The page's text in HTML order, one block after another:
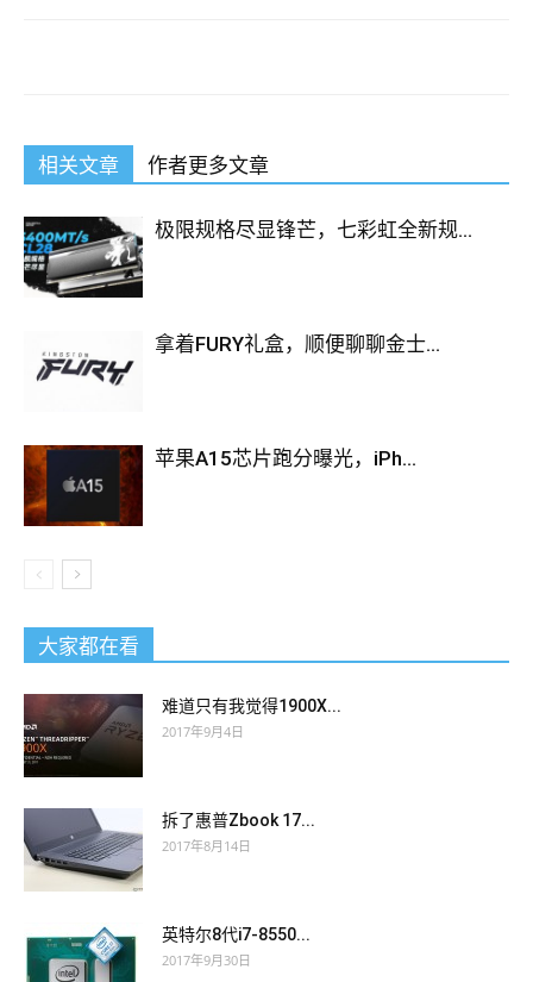
相关文章 作者更多文章
极限规格尽显锋芒，七彩虹全新规...
拿着FURY礼盒，顺便聊聊金士...
苹果A15芯片跑分曝光，iPh...
大家都在看
难道只有我觉得1900X...
2017年9月4日
拆了惠普Zbook 17...
2017年8月14日
英特尔8代i7-8550...
2017年9月30日